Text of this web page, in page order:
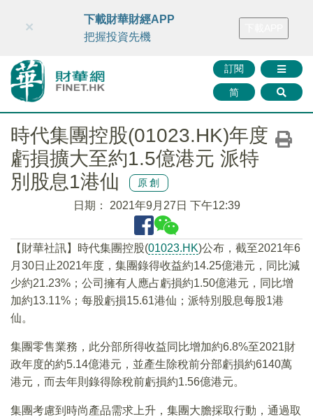
財華智庫網 FINTV FINMETA 財華證券 媒體矩陣
訂閱
简
×
下載財華財經APP
把握投資先機
時代集團控股(01023.HK)年度
虧損擴大至約1.5億港元 派特
別股息1港仙
原創
日期： 2021年9月27日 下午12:39
【財華社訊】時代集團控股(01023.HK)公布，截至2021年6
月30日止2021年度，集團錄得收益約14.25億港元，同比減
少約21.23%；公司擁有人應占虧損約1.50億港元，同比增
加約13.11%；每股虧損15.61港仙；派特別股息每股1港
仙。
集團零售業務，此分部所得收益同比增加約6.8%至2021財
政年度的約5.14億港元，並產生除稅前分部虧損約6140萬
港元，而去年則錄得除稅前虧損約1.56億港元。
集團考慮到時尚產品需求上升，集團大膽採取行動，通過取